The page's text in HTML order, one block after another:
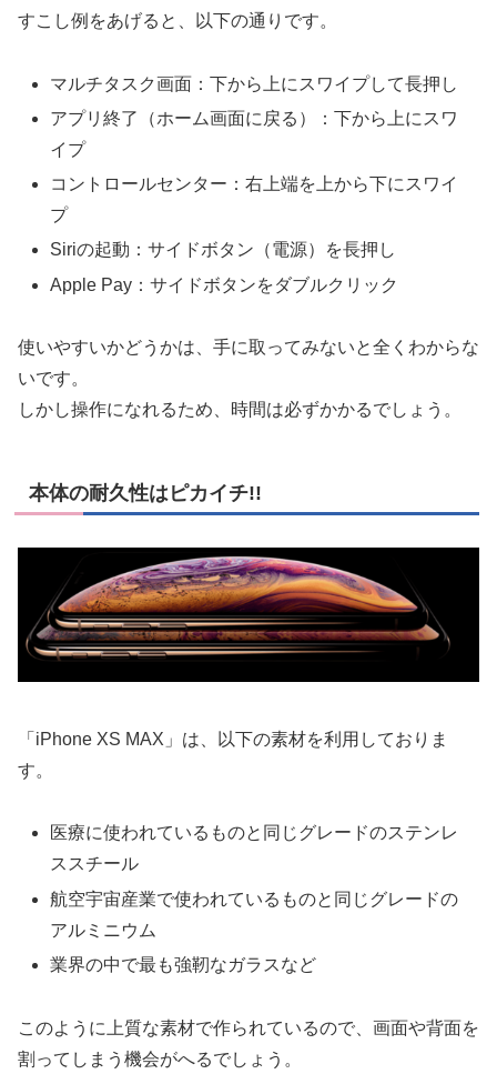
すこし例をあげると、以下の通りです。
マルチタスク画面：下から上にスワイプして長押し
アプリ終了（ホーム画面に戻る）：下から上にスワ
イプ
コントロールセンター：右上端を上から下にスワイ
プ
Siriの起動：サイドボタン（電源）を長押し
Apple Pay：サイドボタンをダブルクリック
使いやすいかどうかは、手に取ってみないと全くわからな
いです。
しかし操作になれるため、時間は必ずかかるでしょう。
本体の耐久性はピカイチ!!
「iPhone XS MAX」は、以下の素材を利用しておりま
す。
医療に使われているものと同じグレードのステンレ
ススチール
航空宇宙産業で使われているものと同じグレードの
アルミニウム
業界の中で最も強靭なガラスなど
このように上質な素材で作られているので、画面や背面を
割ってしまう機会がへるでしょう。